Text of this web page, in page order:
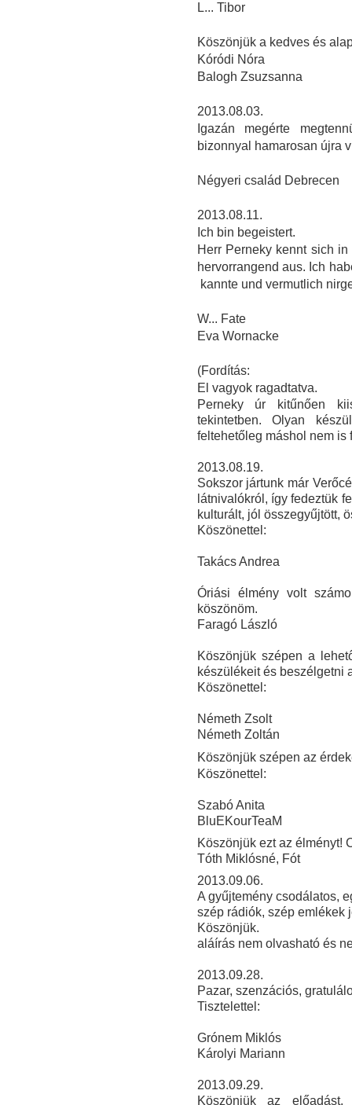
L... Tibor
Köszönjük a kedves és
Kóródi Nóra
Balogh Zsuzsanna
2013.08.03.
Igazán megérte
bizonnyal hamarosan újra
Négyeri család Debrecen
2013.08.11.
Ich bin begeistert.
Herr Perneky kennt sich
hervorrangend aus. Ich
kannte und vermutlich
W... Fate
Eva Wornacke
(Fordítás:
El vagyok ragadtatva.
Perneky úr kitűnően
tekintetben. O lyan
feltehetőleg máshol nem is
2013.08.19.
Sokszor jártunk már
látnivalókról, így fedeztük
kulturált, jól összegyűjtött,
Köszönettel:
Takács Andrea
Óriási élmény volt
köszönöm.
Faragó László
Köszönjük szépen a
készülékeit és beszélgetni
Köszönettel:
Németh Zsolt
Németh Zoltán
Köszönjük szépen az
Köszönettel:
Szabó Anita
BluEKourTeaM
Köszönjük ezt az élményt!
Tóth Miklósné, Fót
2013.09.06.
A gyűjtemény csodálatos,
szép rádiók, szép emlékek
Köszönjük.
aláírás nem olvasható és
2013.09.28.
Pazar, szenzációs,
Tisztelettel:
Grónem Miklós
Károlyi Mariann
2013.09.29.
Köszönjük az